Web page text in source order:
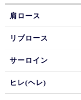
肩ロース
リブロース
サーロイン
ヒレ(ヘレ)